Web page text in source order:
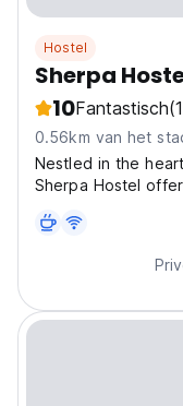
Hostel
Sherpa
10Fantastisch
0.56km van het
Nestled in the
Sherpa Hostel
private rooms, all
towels for a